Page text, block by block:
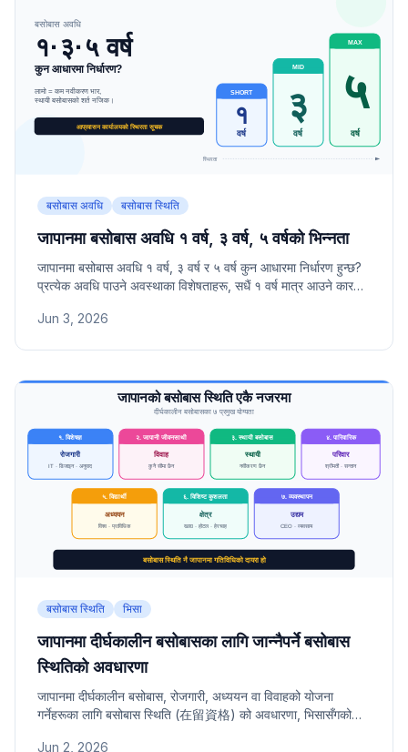
बसोबास अवधि बसोबास स्थिति
जापानमा बसोबास अवधि १ वर्ष, ३ वर्ष, ५ वर्षको भिन्नता
जापानमा बसोबास अवधि १ वर्ष, ३ वर्ष र ५ वर्ष कुन आधारमा निर्धारण हुन्छ?
प्रत्येक अवधि पाउने अवस्थाका विशेषताहरू, सधैं १ वर्ष मात्र आउने कारण र
Jun 3, 2026
बसोबास स्थिति भिसा
जापानमा दीर्घकालीन बसोबासका लागि जान्नैपर्ने बसोबास
स्थितिको अवधारणा
जापानमा दीर्घकालीन बसोबास, रोजगारी, अध्ययन वा विवाहको योजना
गर्नेहरूका लागि बसोबास स्थिति (在留資格) को अवधारणा, भिसासँगको
Jun 2, 2026